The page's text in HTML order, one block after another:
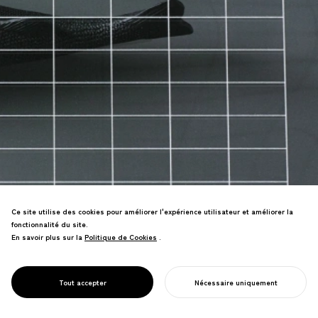
GGG/
TRANSFORMATION
visualisent les processus créatifs pour
générer la diversité.
Ce site utilise des cookies pour améliorer l'expérience utilisateur et améliorer la
fonctionnalité du site.
En savoir plus sur la Politique de Cookies
Politique de Cookies .
Tout accepter Nécessaire uniquement